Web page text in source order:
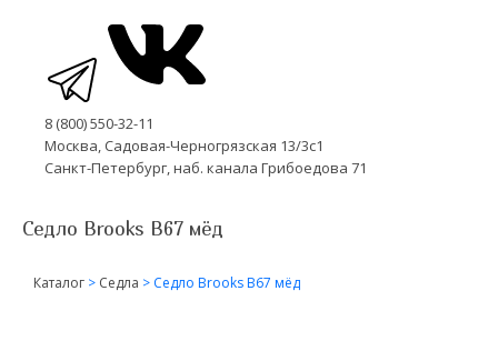
8 (800) 550-32-11
Москва, Садовая-Черногрязская 13/3с1
Санкт-Петербург, наб. канала Грибоедова 71
Седло Brooks B67 мёд
Каталог > Седла > Седло Brooks B67 мёд